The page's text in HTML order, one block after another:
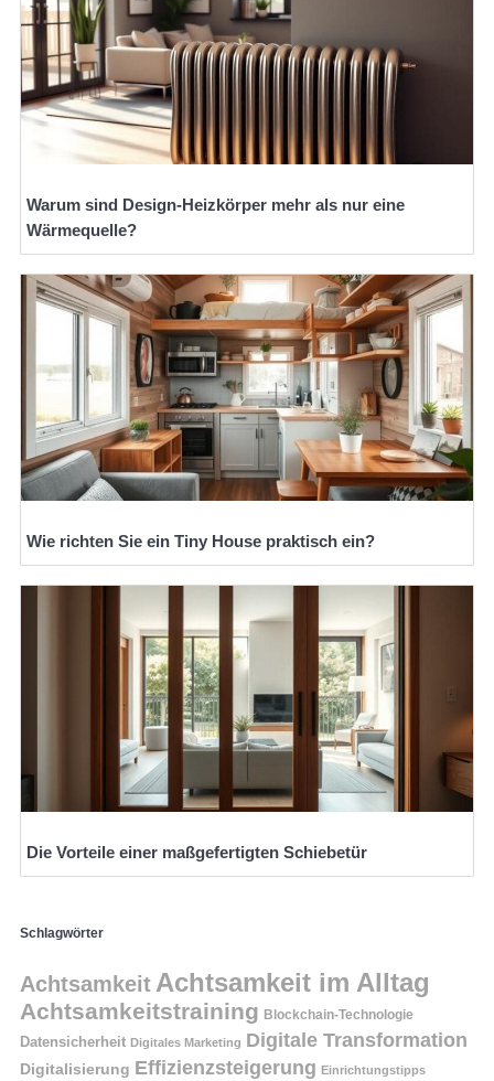
Warum sind Design-Heizkörper mehr als nur eine
Wärmequelle?
Wie richten Sie ein Tiny House praktisch ein?
Die Vorteile einer maßgefertigten Schiebetür
Schlagwörter
Achtsamkeit Achtsamkeit im Alltag
Achtsamkeitstraining Blockchain-Technologie
Datensicherheit Digitales Marketing Digitale Transformation
Digitalisierung Effizienzsteigerung Einrichtungstipps